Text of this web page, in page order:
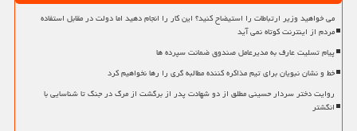
می خواهید وزیر ارتباطات را استیضاح کنید؟ این کار را انجام دهید اما دولت در مقابل استفاده
مردم از اینترنت کوتاه نمی آید
پیام تسلیت عارف به مدیرعامل صندوق ضمانت سپرده ها
خط و نشان نبویان برای تیم مذاکره کننده مطالبه گری را رها نخواهیم کرد
روایت دختر سردار حسینی مطلق از دو شهادت پدر از برگشت از مرگ در جنگ تا شناسایی با
انگشتر